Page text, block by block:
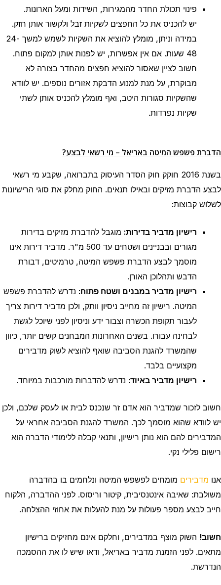
פינוי תכולת החדר מהמגירות, השידות ומעל הארונות.
יש להכניס את כל החפצים לשקיות זבל ולקשור אותן חזק.
במידה וניתן, מומלץ להוציא את השקיות לשמש למשך 24-
48 שעות. אם אין אפשרות, יש לפנות אותן למקום פתוח.
חשוב לציין שאסור להוציא חפצים מהחדר בצורה לא
מבוקרת, על מנת למנוע הדבקת אזורים נוספים. יש לוודא
שהשקיות סגורות היטב, ואף מומלץ להכניס אותן לשתי
שקיות נפרדות.
הדברת פשפש המיטה באריאל – מי רשאי לבצע?
בשנת 2016 חוקק חוק הסדר העיסוק בתברואה, שקבע מי רשאי
לבצע הדברת מזיקים ובאילו תנאים. החוק מחלק את סוגי הרישיונות
לשלוש קבוצות:
רישיון מדביר בדירות: מוגבל להדברת מזיקים בדירות
מגורים ובבניינים ושטחים עד 500 מ"ר. מדביר דירות אינו
מוסמך לבצע הדברת פשפש המיטה, טרמיטים, דבורת
הדבש ותהלוכן האורן.
רישיון מדביר במבנים ושטח פתוח: נדרש להדברת פשפש
המיטה. רישיון זה מחייב ניסיון וותק, ולכן מדביר דירות צריך
לעבור תקופת הכשרה וצבור ידע וניסיון לפני שיוכל לגשת
לבחינה עבורו. בשנים האחרונות המבחנים קשים יותר, כיוון
שהמשרד להגנת הסביבה שואף להוציא לשוק מדבירים
מקצועיים בלבד.
רישיון מדביר באיוד: נדרש להדברות מורכבות במיוחד.
חשוב לזכור שמדביר הוא אדם זר שנכנס לבית או לעסק שלכם, ולכן
יש לוודא שהוא מוסמך לכך. המשרד להגנת הסביבה אחראי על
המדבירים להם הוא נותן רישיון, ותנאי קבלה ללימודי הדברה הוא
רישום פלילי נקי.
אנו מדבירים מומחים לפשפש המיטה ונלחמים בו בהדברה
משולבת: שאיבה אינטנסיבית, קיטור וריסוס. לפני ההדברה, הלקוח
חייב לבצע מספר פעולות על מנת להעלות את אחוזי ההצלחה.
חשוב! השוק מוצף במדבירים, וחלקם אינם מחזיקים ברישיון
מתאים. לפני הזמנת מדביר באריאל, ודאו שיש לו את ההסמכה
הנדרשת.